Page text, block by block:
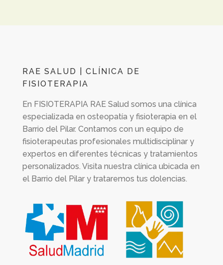
RAE SALUD | CLÍNICA DE
FISIOTERAPIA
En FISIOTERAPIA RAE Salud somos una clínica
especializada en osteopatía y fisioterapia en el
Barrio del Pilar. Contamos con un equipo de
fisioterapeutas profesionales multidisciplinar y
expertos en diferentes técnicas y tratamientos
personalizados. Visita nuestra clínica ubicada en
el Barrio del Pilar y trataremos tus dolencias.